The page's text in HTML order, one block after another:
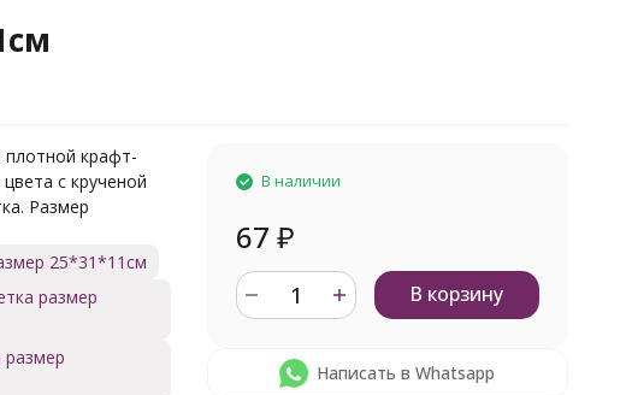
плотной крафт-
с крученой
Размер
25*31*11см
размер
размер
В наличии
67 ₽
В корзину
Написать в Whatsapp